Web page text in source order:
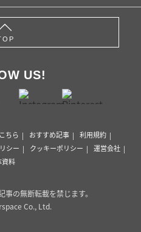
US!
ちら おすすめ記事
利用規約
シー クッキーポリシー
運営会社
資料
の無断転載を禁じます。
Co., Ltd.